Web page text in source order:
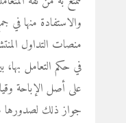
والاستفادة منها في
منصات التداول
في حكم التعامل بها،
على أصل الإباحة
جواز ذلك لصدورها